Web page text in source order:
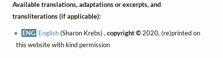
Available translations, adaptations or excerpts, and
transliterations (if applicable):
ENG English(Sharon Krebs) ,copyright © 2020, (re)printed on
this website with kind permission